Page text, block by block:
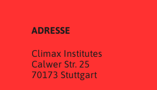
ADRESSE
Climax Institutes
Calwer Str. 25
70173 Stuttgart